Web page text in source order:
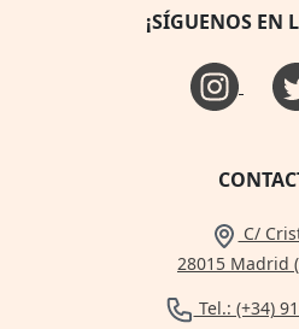
¡SÍGUENOS EN
C/
28015 Madrid
Tel.: (+34)